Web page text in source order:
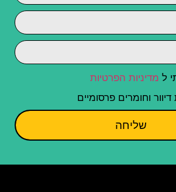
ל מדיניות הפרטיות
וחומרים פרסומיים
שליחה